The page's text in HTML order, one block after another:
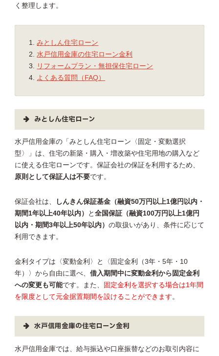
く整理します。
みとしん住宅ローン
水戸信用金庫の住宅ローン金利
リフォームプラン・無担保住宅ローン
よくある質問（FAQ）
みとしん住宅ローン
水戸信用金庫の「みとしん住宅ローン〈固定・変動選択
型〉」は、住宅の新築・購入・増改築や住宅用地の購入など
に使える住宅ローンです。保証会社の保証を利用するため、
原則として保証人は不要です。
保証会社は、
しんきん保証基金（融資50万円以上1億円以内・
期間1年以上40年以内）
と 全国保証（融資100万円以上1億円
以内・期間3年以上50年以内） の取扱いがあり、条件に応じて
利用できます。
金利タイプは〈変動金利〉と〈固定金利（3年・5年・10
年）〉から自由に選べ、 借入期間中に変動金利から固定金利
への変更も可能です。また、
固定金利を選択する場合は1年間
を限度として元金据置期間を設けることができます。
水戸信用金庫の住宅ローン金利
水戸信用金庫では、給与振込や口座振替などのお取引内容に